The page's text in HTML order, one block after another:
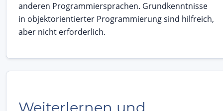
anderen Programmiersprachen. Grundkenntnisse
in objektorientierter Programmierung sind hilfreich,
aber nicht erforderlich.
Weiterlernen und